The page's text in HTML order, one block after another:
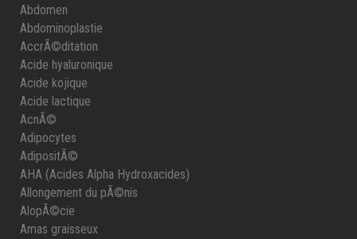
Abdomen
Abdominoplastie
AccrÃ©ditation
Acide hyaluronique
Acide kojique
Acide lactique
AcnÃ©
Adipocytes
AdipositÃ©
AHA (Acides Alpha Hydroxacides)
Allongement du pÃ©nis
AlopÃ©cie
Amas graisseux